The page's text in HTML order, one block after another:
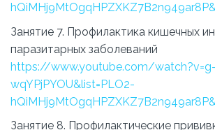
Занятие 7. Профилактика кишечных
паразитарных заболеваний
https://www.youtube.com/watch?v=g-
wqYPjPYOU&list=PLO2-
Занятие 8. Профилактические